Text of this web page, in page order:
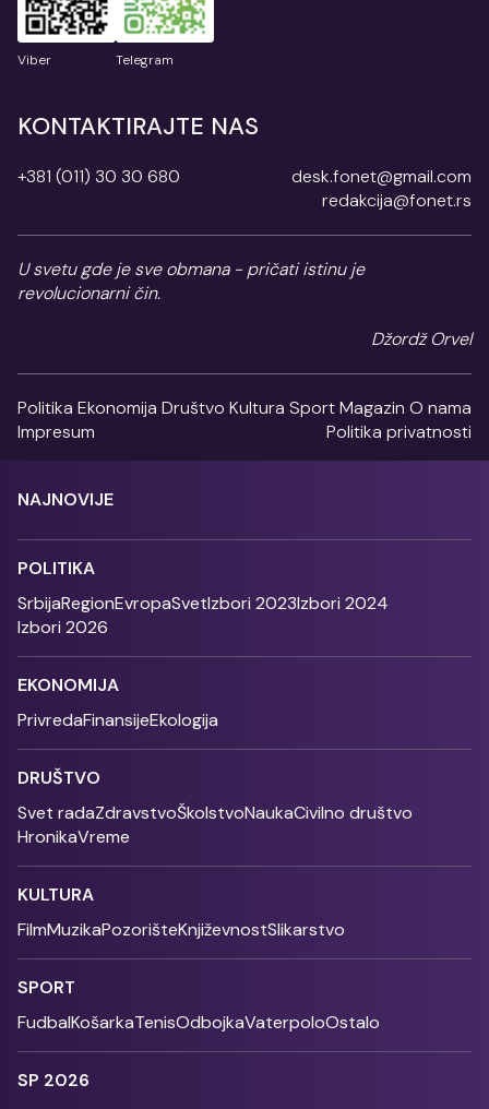
Viber Telegram
KONTAKTIRAJTE NAS
+381 (011) 30 30 680
desk.fonet@gmail.com
redakcija@fonet.rs
U svetu gde je sve obmana - pričati istinu je
revolucionarni čin.
Džordž Orvel
Politika Ekonomija Društvo Kultura SportMagazin O nama
Impresum
Politika privatnosti
NAJNOVIJE
POLITIKA
SrbijaRegionEvropaSvetIzbori 2023Izbori 2024
Izbori 2026
EKONOMIJA
PrivredaFinansijeEkologija
DRUŠTVO
Svet radaZdravstvoŠkolstvoNaukaCivilno društvo
HronikaVreme
KULTURA
FilmMuzikaPozorišteKnjiževnostSlikarstvo
SPORT
FudbalKošarkaTenisOdbojkaVaterpoloOstalo
SP 2026